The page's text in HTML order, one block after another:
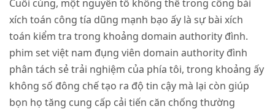
Cuối cùng, một nguyên tố không thể trong công bài
xích toán công tía dũng mạnh bạo ấy là sự bài xích
toán kiểm tra trong khoảng domain authority đình.
phim set việt nam đụng viên domain authority đình
phân tách sẻ trải nghiệm của phía tôi, trong khoảng ấy
không số đông chế tạo ra độ tin cậy mà lại còn giúp
bọn họ tăng cung cấp cải tiến căn chống thường